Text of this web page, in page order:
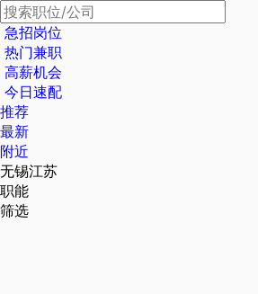
急招岗位
热门兼职
高薪机会
今日速配
推荐
最新
附近
无锡江苏
职能
筛选